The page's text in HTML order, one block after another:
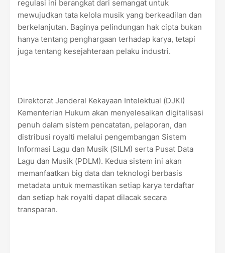
regulasi ini berangkat dari semangat untuk
mewujudkan tata kelola musik yang berkeadilan dan
berkelanjutan. Baginya pelindungan hak cipta bukan
hanya tentang penghargaan terhadap karya, tetapi
juga tentang kesejahteraan pelaku industri.
Direktorat Jenderal Kekayaan Intelektual (DJKI)
Kementerian Hukum akan menyelesaikan digitalisasi
penuh dalam sistem pencatatan, pelaporan, dan
distribusi royalti melalui pengembangan Sistem
Informasi Lagu dan Musik (SILM) serta Pusat Data
Lagu dan Musik (PDLM). Kedua sistem ini akan
memanfaatkan big data dan teknologi berbasis
metadata untuk memastikan setiap karya terdaftar
dan setiap hak royalti dapat dilacak secara
transparan.